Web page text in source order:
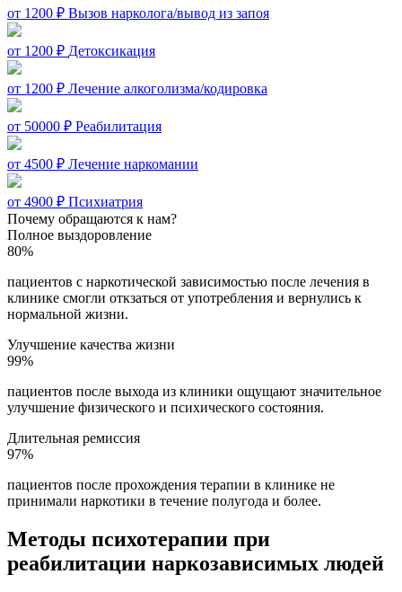
от 1200 ₽ Вызов нарколога/вывод из запоя
от 1200 ₽ Детоксикация
от 1200 ₽ Лечение алкоголизма/кодировка
от 50000 ₽ Реабилитация
от 4500 ₽ Лечение наркомании
от 4900 ₽ Психиатрия
Почему обращаются к нам?
Полное выздоровление
80%
пациентов с наркотической зависимостью после лечения в
клинике смогли откзаться от употребления и вернулись к
нормальной жизни.
Улучшение качества жизни
99%
пациентов после выхода из клиники ощущают значительное
улучшение физического и психического состояния.
Длительная ремиссия
97%
пациентов после прохождения терапии в клинике не
принимали наркотики в течение полугода и более.
Методы психотерапии при
реабилитации наркозависимых людей